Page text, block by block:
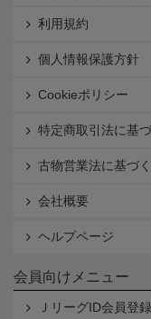
利用規約
個人情報保護方針
Cookieポリシー
特定商取引法に基
古物営業法に基づ
会社概要
ヘルプページ
会員向けメニュー
ＪリーグID会員登録